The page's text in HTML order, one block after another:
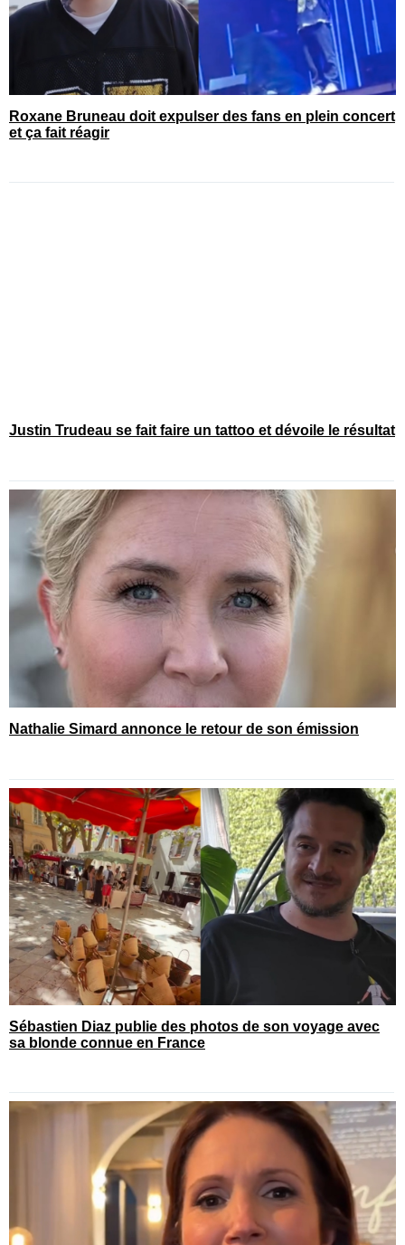
Roxane Bruneau doit expulser des fans en plein concert
et ça fait réagir
Justin Trudeau se fait faire un tattoo et dévoile le résultat
Nathalie Simard annonce le retour de son émission
Sébastien Diaz publie des photos de son voyage avec
sa blonde connue en France